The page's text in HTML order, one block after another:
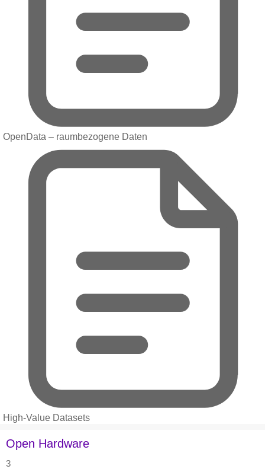
OpenData – raumbezogene Daten
High-Value Datasets
Open Hardware
3